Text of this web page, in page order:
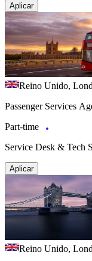
Aplicar
Reino Unido,
Passenger Services
Part-time
Service Desk & Tech
Aplicar
Reino Unido,